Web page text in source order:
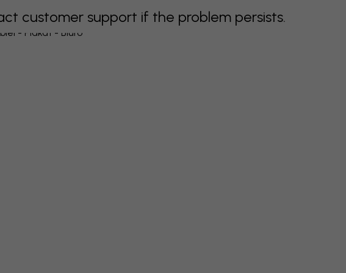
customer support if the problem persists.